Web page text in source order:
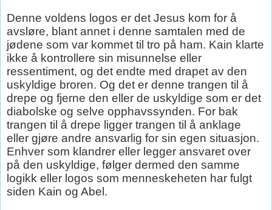
Denne voldens logos er det Jesus kom for å
avsløre, blant annet i denne samtalen med de
jødene som var kommet til tro på ham. Kain klarte
ikke å kontrollere sin misunnelse eller
ressentiment, og det endte med drapet av den
uskyldige broren. Og det er denne trangen til å
drepe og fjerne den eller de uskyldige som er det
diabolske og selve opphavssynden. For bak
trangen til å drepe ligger trangen til å anklage
eller gjøre andre ansvarlig for sin egen situasjon.
Enhver som klandrer eller legger ansvaret over
på den uskyldige, følger dermed den samme
logikk eller logos som menneskeheten har fulgt
siden Kain og Abel.